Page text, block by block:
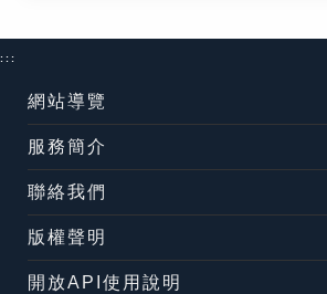
:::
網站導覽
服務簡介
聯絡我們
版權聲明
開放API使用說明